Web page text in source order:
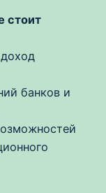
стоит
банков и